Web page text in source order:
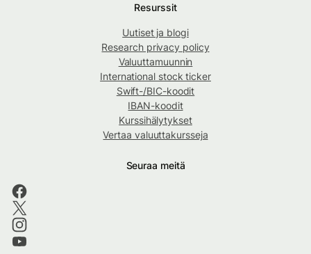
Resurssit
Uutiset ja blogi
Research privacy policy
Valuuttamuunnin
International stock ticker
Swift-/BIC-koodit
IBAN-koodit
Kurssihälytykset
Vertaa valuuttakursseja
Seuraa meitä